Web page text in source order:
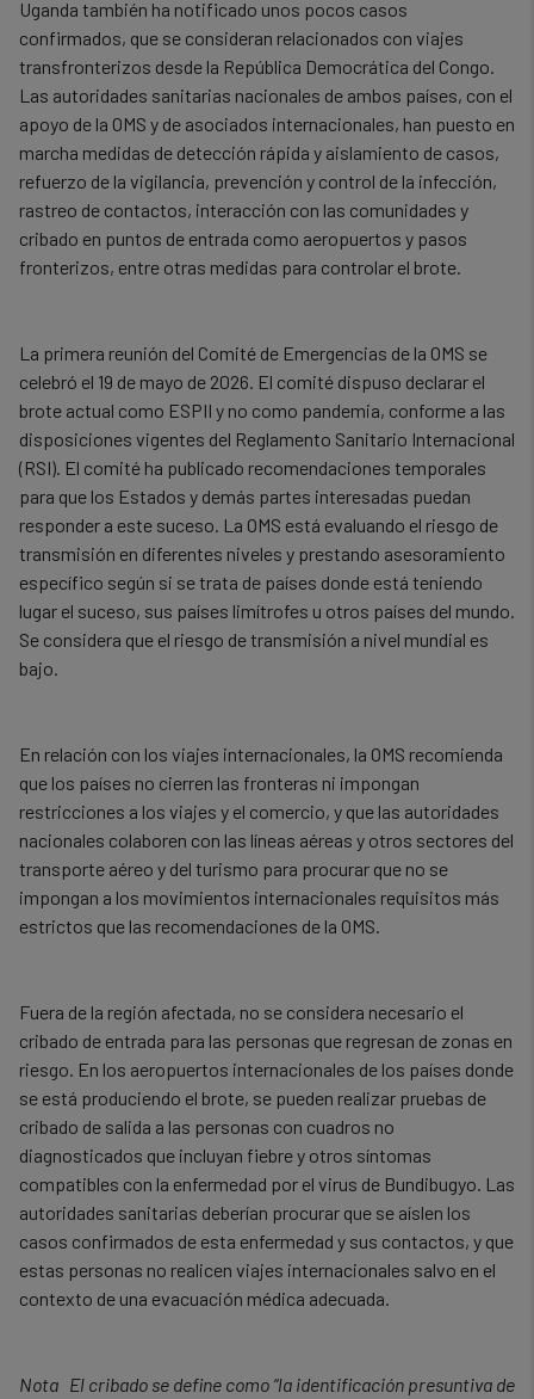
Uganda también ha notificado unos pocos casos
confirmados, que se consideran relacionados con viajes
transfronterizos desde la República Democrática del Congo.
Las autoridades sanitarias nacionales de ambos países, con el
apoyo de la OMS y de asociados internacionales, han puesto en
marcha medidas de detección rápida y aislamiento de casos,
refuerzo de la vigilancia, prevención y control de la infección,
rastreo de contactos, interacción con las comunidades y
cribado en puntos de entrada como aeropuertos y pasos
fronterizos, entre otras medidas para controlar el brote.
La primera reunión del Comité de Emergencias de la OMS se
celebró el 19 de mayo de 2026. El comité dispuso declarar el
brote actual como ESPII y no como pandemia, conforme a las
disposiciones vigentes del Reglamento Sanitario Internacional
(RSI). El comité ha publicado recomendaciones temporales
para que los Estados y demás partes interesadas puedan
responder a este suceso. La OMS está evaluando el riesgo de
transmisión en diferentes niveles y prestando asesoramiento
específico según si se trata de países donde está teniendo
lugar el suceso, sus países limítrofes u otros países del mundo.
Se considera que el riesgo de transmisión a nivel mundial es
bajo.
En relación con los viajes internacionales, la OMS recomienda
que los países no cierren las fronteras ni impongan
restricciones a los viajes y el comercio, y que las autoridades
nacionales colaboren con las líneas aéreas y otros sectores del
transporte aéreo y del turismo para procurar que no se
impongan a los movimientos internacionales requisitos más
estrictos que las recomendaciones de la OMS.
Fuera de la región afectada, no se considera necesario el
cribado de entrada para las personas que regresan de zonas en
riesgo. En los aeropuertos internacionales de los países donde
se está produciendo el brote, se pueden realizar pruebas de
cribado de salida a las personas con cuadros no
diagnosticados que incluyan fiebre y otros síntomas
compatibles con la enfermedad por el virus de Bundibugyo. Las
autoridades sanitarias deberían procurar que se aíslen los
casos confirmados de esta enfermedad y sus contactos, y que
estas personas no realicen viajes internacionales salvo en el
contexto de una evacuación médica adecuada.
Nota El cribado se define como “la identificación presuntiva de
and
cookies